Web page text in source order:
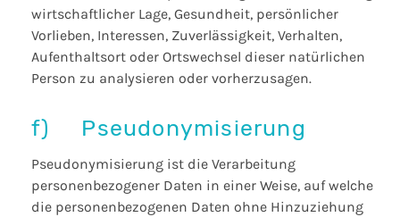
wirtschaftlicher Lage, Gesundheit, persönlicher
Vorlieben, Interessen, Zuverlässigkeit, Verhalten,
Aufenthaltsort oder Ortswechsel dieser natürlichen
Person zu analysieren oder vorherzusagen.
f) Pseudonymisierung
Pseudonymisierung ist die Verarbeitung
personenbezogener Daten in einer Weise, auf welche
die personenbezogenen Daten ohne Hinzuziehung